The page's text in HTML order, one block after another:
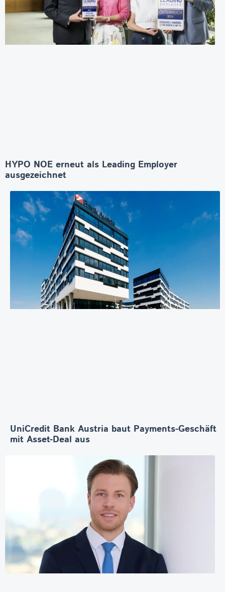
HYPO NOE erneut als Leading Employer
ausgezeichnet
UniCredit Bank Austria baut Payments-Geschäft
mit Asset-Deal aus